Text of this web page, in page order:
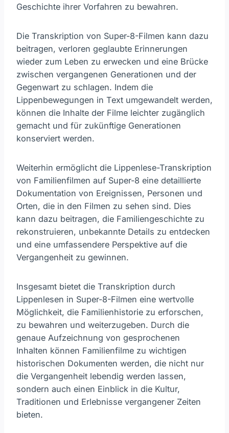
Geschichte ihrer Vorfahren zu bewahren.
Die Transkription von Super-8-Filmen kann dazu
beitragen, verloren geglaubte Erinnerungen
wieder zum Leben zu erwecken und eine Brücke
zwischen vergangenen Generationen und der
Gegenwart zu schlagen. Indem die
Lippenbewegungen in Text umgewandelt werden,
können die Inhalte der Filme leichter zugänglich
gemacht und für zukünftige Generationen
konserviert werden.
Weiterhin ermöglicht die Lippenlese-Transkription
von Familienfilmen auf Super-8 eine detaillierte
Dokumentation von Ereignissen, Personen und
Orten, die in den Filmen zu sehen sind. Dies
kann dazu beitragen, die Familiengeschichte zu
rekonstruieren, unbekannte Details zu entdecken
und eine umfassendere Perspektive auf die
Vergangenheit zu gewinnen.
Insgesamt bietet die Transkription durch
Lippenlesen in Super-8-Filmen eine wertvolle
Möglichkeit, die Familienhistorie zu erforschen,
zu bewahren und weiterzugeben. Durch die
genaue Aufzeichnung von gesprochenen
Inhalten können Familienfilme zu wichtigen
historischen Dokumenten werden, die nicht nur
die Vergangenheit lebendig werden lassen,
sondern auch einen Einblick in die Kultur,
Traditionen und Erlebnisse vergangener Zeiten
bieten.